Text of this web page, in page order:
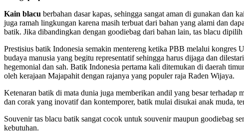
Kain blacu berbahan dasar kapas, sehingga sangat aman di gunakan dan
juga ramah lingkungan karena masih terbuat dari bahan yang alami dan
batik. Jika dibandingkan dengan goodiebag dari bahan lain, tas blacu
Prestisius batik Indonesia semakin mentereng ketika PBB melalui
budaya manusia yang begitu representatif sehingga harus dijaga dan
hegemonial dan sah. Batik Indonesia pertama kali ditemukan di daerah
oleh kerajaan Majapahit dengan rajanya yang populer raja Raden Wijaya.
Ketenaran batik di mata dunia juga memberikan andil yang besar
dan corak yang inovatif dan kontemporer, batik mulai disukai anak muda,
Souvenir tas blacu batik sangat cocok untuk souvenir maupun goodiebag
kebutuhan.